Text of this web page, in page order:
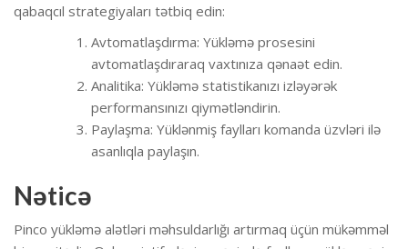
qabaqcıl strategiyaları tətbiq edin:
Avtomatlaşdırma: Yükləmə prosesini
avtomatlaşdıraraq vaxtınıza qənaət edin.
Analitika: Yükləmə statistikanızı izləyərək
performansınızı qiymətləndirin.
Paylaşma: Yüklənmiş faylları komanda üzvləri ilə
asanlıqla paylaşın.
Nəticə
Pinco yükləmə alətləri məhsuldarlığı artırmaq üçün mükəmməl